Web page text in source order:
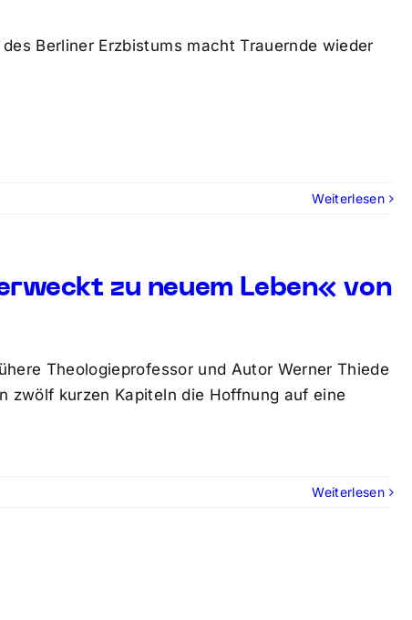
Berliner Erzbistums macht Trauernde wieder
Weiterlesen
zu neuem Leben« von
Theologieprofessor und Autor Werner Thiede
zwölf kurzen Kapiteln die Hoffnung auf eine
Weiterlesen